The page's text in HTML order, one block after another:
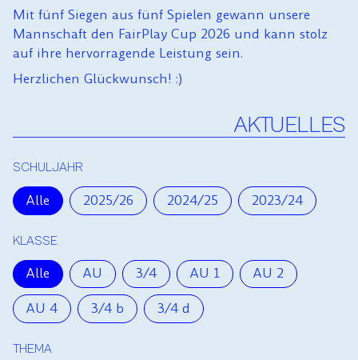
AKTUELLES
SCHULJAHR
Alle 2025/26 2024/25 2023/24
KLASSE
Alle AU 3/4 AU 1
AU 2
AU 4
3/4 b 3/4 d
THEMA
Mit fünf Siegen aus fünf Spielen gewann unsere
Mannschaft den FairPlay Cup 2026 und kann stolz
auf ihre hervorragende Leistung sein.
Herzlichen Glückwunsch! :)